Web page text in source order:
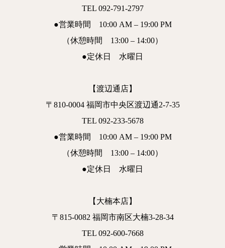
TEL 092-791-2797
●営業時間 10:00 AM – 19:00 PM
（休憩時間 13:00 – 14:00）
●定休日 水曜日
【渡辺通店】
〒810-0004 福岡市中央区渡辺通2-7-35
TEL 092-233-5678
●営業時間 10:00 AM – 19:00 PM
（休憩時間 13:00 – 14:00）
●定休日 水曜日
【大楠本店】
〒815-0082 福岡市南区大楠3-28-34
TEL 092-600-7668